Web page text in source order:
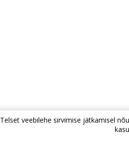
Telset veebilehe sirvimise jätkamisel